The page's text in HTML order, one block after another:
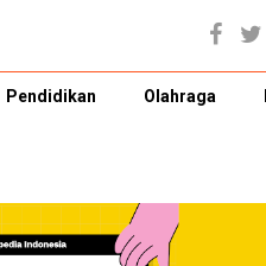
Pendidikan Olahraga